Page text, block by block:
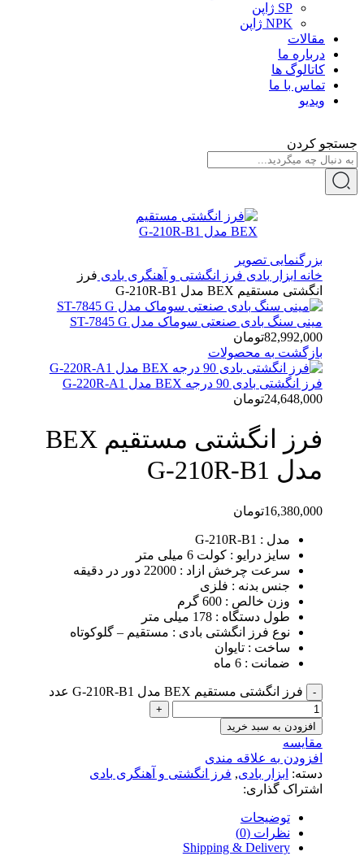
SP ژاپن
NPK ژاپن
مقالات
درباره ما
کاتالوگ ها
تماس با ما
ویدیو
جستجو کردن
بزرگنمایی تصویر
خانه ابزار بادی فرز انگشتی و آهنگری بادی فرز
انگشتی مستقیم BEX مدل G-210R-B1
مینی سنگ بادی صنعتی سوماک مدل ST-7845 G
82,992,000تومان
بازگشت به محصولات
فرز انگشتی بادی 90 درجه BEX مدل G-220R-A1
24,648,000تومان
فرز انگشتی مستقیم BEX
مدل G-210R-B1
16,380,000تومان
مدل : G-210R-B1
سایز درایو : کولت 6 میلی متر
سرعت چرخش ازاد : 22000 دور در دقیقه
جنس بدنه : فلزی
وزن خالص : 600 گرم
طول دستگاه : 178 میلی متر
نوع فرز انگشتی بادی : مستقیم – گلوکوتاه
ساخت : تایوان
ضمانت : 6 ماه
فرز انگشتی مستقیم BEX مدل G-210R-B1 عدد
افزودن به سبد خرید
مقایسه
افزودن به علاقه مندی
دسته: ابزار بادی, فرز انگشتی و آهنگری بادی
اشتراک گذاری:
توضیحات
نظرات (0)
Shipping & Delivery